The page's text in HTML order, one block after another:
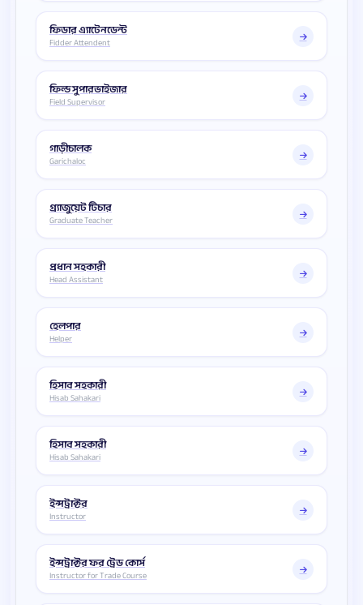
ফিডার এ্যাটেনডেন্ট
Fidder Attendent
ফিল্ড সুপারভাইজার
Field Supervisor
গাড়ীচালক
Garichaloc
গ্র্যাজুয়েট টিচার
Graduate Teacher
প্রধান সহকারী
Head Assistant
হেলপার
Helper
হিসাব সহকারী
Hisab Sahakari
হিসাব সহকারী
Hisab Sahakari
ইন্সট্রাক্টর
Instructor
ইন্সট্রাক্টর ফর ট্রেড কোর্স
Instructor for Trade Course